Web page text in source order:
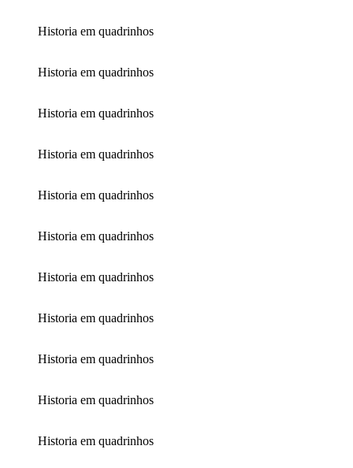
Historia em quadrinhos
Historia em quadrinhos
Historia em quadrinhos
Historia em quadrinhos
Historia em quadrinhos
Historia em quadrinhos
Historia em quadrinhos
Historia em quadrinhos
Historia em quadrinhos
Historia em quadrinhos
Historia em quadrinhos